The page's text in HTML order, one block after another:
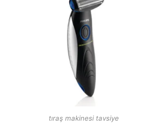
tıraş makinesi tavsiye